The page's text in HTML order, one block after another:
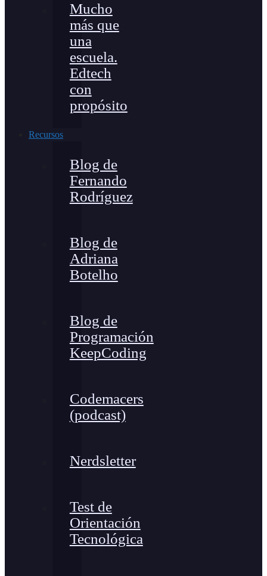
Mucho
más que
una
escuela.
Edtech
con
propósito
Recursos
Blog de
Fernando
Rodríguez
Blog de
Adriana
Botelho
Blog de
Programación
KeepCoding
Codemacers
(podcast)
Nerdsletter
Test de
Orientación
Tecnológica